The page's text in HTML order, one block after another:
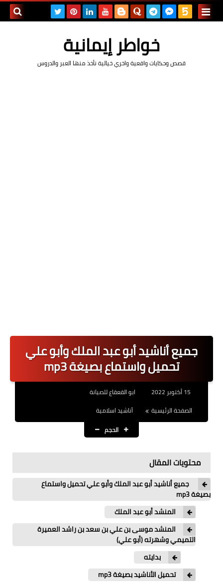
خواطر إيمانية
قصص وحكايات واقعية واخري خيالية نأخذ منها العبر والدروس
جميع أناشيد أبو عبد الملك وأبو علي
تحميل واستماع بصيغة mp3
ابو القعقاع للصيانة
الصفحة الرئيسية
أناشيد اسلامية
الحجم
محتويات المقال
جميع أناشيد أبو عبد الملك وأبو علي تحميل واستماع
بصيغة mp3
المنشد أبو عبد الملك
المنشد موسى بن علي بن سعد بن راشد العميرة
التميمي وشهرته (أبو علي)
بدايته
تحميل الأناشيد بصيغة mp3